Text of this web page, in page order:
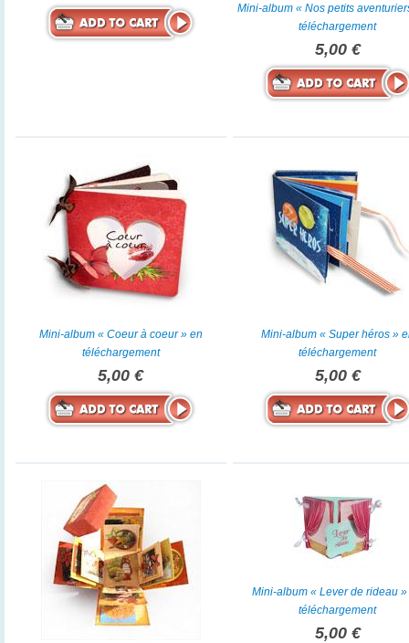
Mini-album « Nos petits
téléchargement
5,00 €
Mini-album « Coeur à coeur » en
téléchargement
5,00 €
Mini-album « Super héros »
téléchargement
5,00 €
Mini-album « Lever de rideau
téléchargement
5,00 €